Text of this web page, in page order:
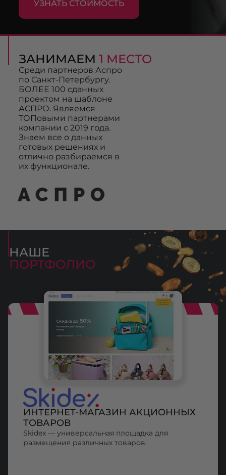
УЗНАТЬ СТОИМОСТЬ
ЗАНИМАЕМ 1 МЕСТО
Среди партнеров Аспро
по Санкт-Петербургу.
БОЛЕЕ 100 сданных
проектом на шаблоне
АСПРО. Являемся
ТОПовыми партнерами
компании с 2019 года.
Знаем все о данных
готовых решениях и
отлично разбираемся в
их функционале.
НАШЕ
ПОРТФОЛИО
ИНТЕРНЕТ-МАГАЗИН АКЦИОННЫХ
ТОВАРОВ
Skidex — универсальная площадка для
размещения различных товаров.